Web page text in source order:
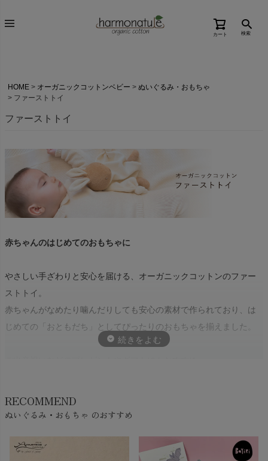
カート 検索
HOME オーガニックコットンベビー
ぬいぐるみ・おもちゃ
ファーストトイ
ファーストトイ
赤ちゃんのはじめてのおもちゃに
やさしい手ざわりと安心を届ける、オーガニックコットンのファー
ストトイ。
赤ちゃんがなめたり噛んだりしても安心の素材で作られており、は
じめての「おともだち」としてぴったりのおもちゃを揃えました。
る、特別な一品を見つけてください。
RECOMMEND
ぬいぐるみ・おもちゃ のおすすめ